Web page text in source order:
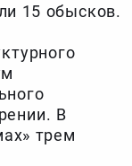
15 обысков.
В
трем